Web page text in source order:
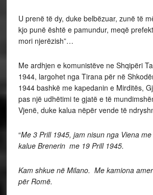
U prenë të dy, duke belbëzuar, zunë të
kjo punë është e pamundur, meqë
mori njerëzish”…
Me ardhjen e komunistëve ne Shqipëri
1944, largohet nga Tirana për në
1944 bashkë me kapedanin e Mirditës,
pas një udhëtimi te gjatë e të
Vjenë, duke kalua nëpër vende të
“Me 3 Prill 1945, jam nisun nga Viena
kalue Brenerin me 19 Prill 1945.
Kam shkue në Milano. Me kamiona
për Romë.